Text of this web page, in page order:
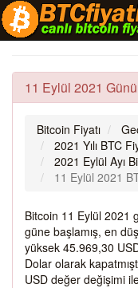
11 Eylül 2021
Bitcoin Fiyatı
2021 Yılı BTC
2021 Eylül Ayı
11 Eylül 2021
Bitcoin 11 Eylül 2021
güne başlamış, en
yüksek 45.969,30
Dolar olarak
USD değer değişimi